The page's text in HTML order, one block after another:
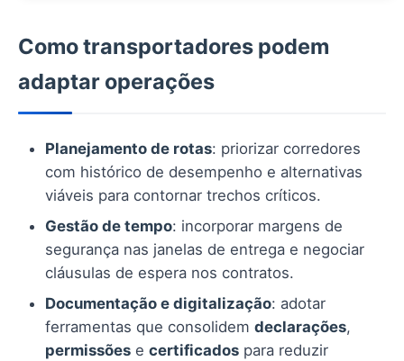
Como transportadores podem
adaptar operações
Planejamento de rotas: priorizar corredores
com histórico de desempenho e alternativas
viáveis para contornar trechos críticos.
Gestão de tempo: incorporar margens de
segurança nas janelas de entrega e negociar
cláusulas de espera nos contratos.
Documentação e digitalização: adotar
ferramentas que consolidem declarações,
permissões e certificados para reduzir